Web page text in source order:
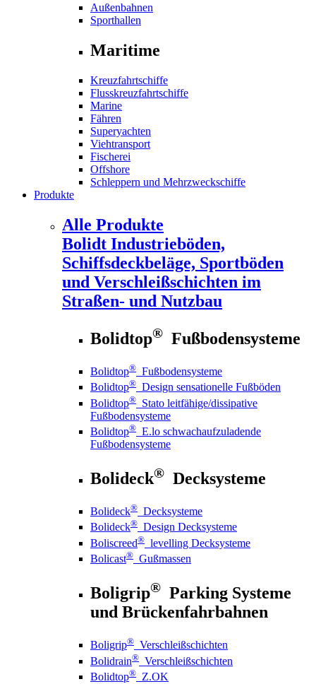
Außenbahnen
Sporthallen
Maritime
Kreuzfahrtschiffe
Flusskreuzfahrtschiffe
Marine
Fähren
Superyachten
Viehtransport
Fischerei
Offshore
Schleppern und Mehrzweckschiffe
Produkte
Alle Produkte
Bolidt Industrieböden,
Schiffsdeckbeläge, Sportböden
und Verschleißschichten im
Straßen- und Nutzbau
Bolidtop® Fußbodensysteme
Bolidtop® Fußbodensysteme
Bolidtop® Design sensationelle Fußböden
Bolidtop® Stato leitfähige/dissipative
Fußbodensysteme
Bolidtop® E.lo schwachaufzuladende
Fußbodensysteme
Bolideck® Decksysteme
Bolideck® Decksysteme
Bolideck® Design Decksysteme
Boliscreed® levelling Decksysteme
Bolicast® Gußmassen
Boligrip® Parking Systeme
und Brückenfahrbahnen
Boligrip® Verschleißschichten
Bolidrain® Verschleißschichten
Bolidtop® Z.OK